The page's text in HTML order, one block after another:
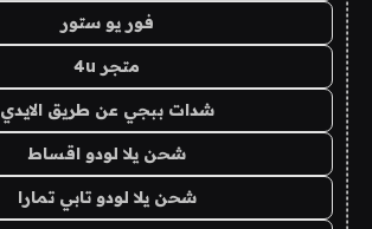
فور يو ستور
متجر 4u
شدات ببجي عن طريق الايدي
شحن يلا لودو اقساط
شحن يلا لودو تابي تمارا